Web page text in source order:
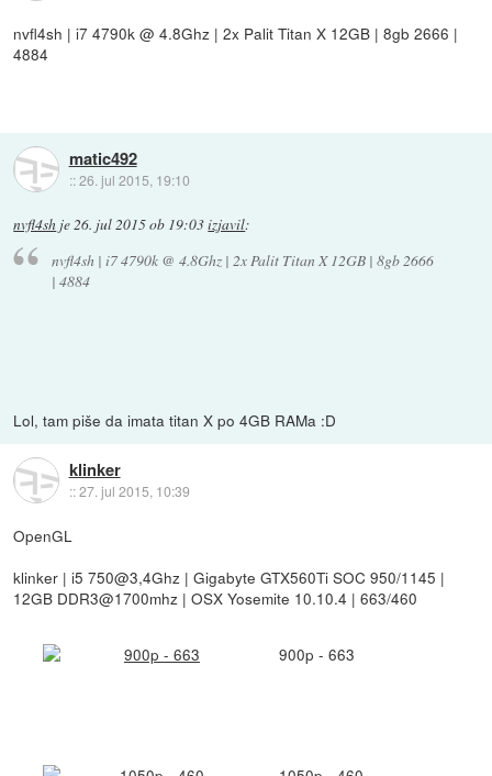
nvfl4sh | i7 4790k @ 4.8Ghz | 2x Palit Titan X 12GB | 8gb 2666 |
4884
matic492
::26. jul 2015, 19:10
nvfl4sh je26. jul 2015 ob 19:03izjavil:
nvfl4sh | i7 4790k @ 4.8Ghz | 2x Palit Titan X 12GB | 8gb 2666
| 4884
Lol, tam piše da imata titan X po 4GB RAMa :D
klinker
::27. jul 2015, 10:39
OpenGL
klinker | i5 750@3,4Ghz | Gigabyte GTX560Ti SOC 950/1145 |
12GB DDR3@1700mhz | OSX Yosemite 10.10.4 | 663/460
900p - 663